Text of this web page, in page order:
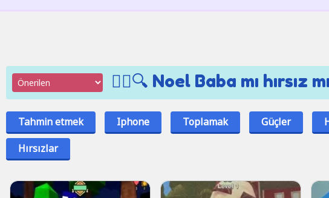
🕵️‍♂️🔍 Noel Baba mı hırsız
Tahmin etmek Iphone Toplamak Güçler
Hırsızlar